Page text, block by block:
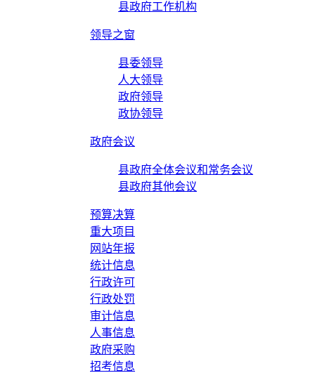
县政府工作机构
领导之窗
县委领导
人大领导
政府领导
政协领导
政府会议
县政府全体会议和常务会议
县政府其他会议
预算决算
重大项目
网站年报
统计信息
行政许可
行政处罚
审计信息
人事信息
政府采购
招考信息